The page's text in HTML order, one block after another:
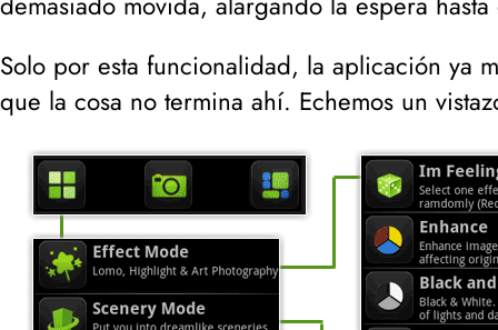
Solo por esta funcionalidad, la aplicación ya
que la cosa no termina ahí. Echemos un